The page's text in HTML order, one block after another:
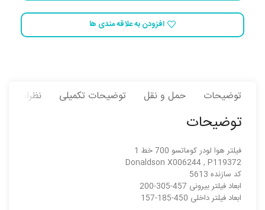
افزودن به علاقه مندی ها
توضیحات حمل و نقل توضیحات تکمیلی نظرات (1)
توضیحات
فیلتر هوا لودر کوماتسو 700 خط 1
Donaldson X006244 , P119372
کد سازنده 5613
ابعاد فیلتر بیرونی 457-305-200
ابعاد فیلتر داخلی 450-185-157